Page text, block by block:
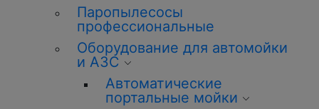
Паропылесосы
профессиональные
Оборудование для автомойки
и АЗС
Автоматические
портальные мойки